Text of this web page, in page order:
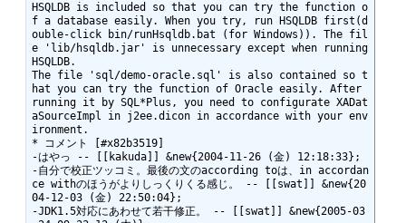
HSQLDB is included so that you can try the function o
f a database easily. When you try, run HSQLDB first(d
ouble-click bin/runHsqldb.bat (for Windows)). The fil
e 'lib/hsqldb.jar' is unnecessary except when running
HSQLDB.
The file 'sql/demo-oracle.sql' is also contained so t
hat you can try the function of Oracle easily. After
running it by SQL*Plus, you need to configurate XADat
aSourceImpl in j2ee.dicon in accordance with your env
ironment.
* コメント [#x82b3519]
-はやっ -- [[kakuda]] &new{2004-11-26 (金) 12:18:33};
-自分で校正ツッコミ。最後の文のaccording toは、in accordan
ce withのほうがよりしっくりくる感じ。 -- [[swat]] &new{20
04-12-03 (金) 22:50:04};
-JDK1.5対応にあわせて若干修正。 -- [[swat]] &new{2005-03